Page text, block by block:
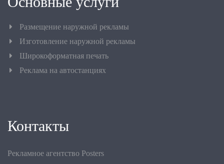
Размещение наружной рекламы
Изготовление наружной рекламы
Широкоформатная печать
Реклама на автостанциях
Контакты
Рекламное агентство Posters